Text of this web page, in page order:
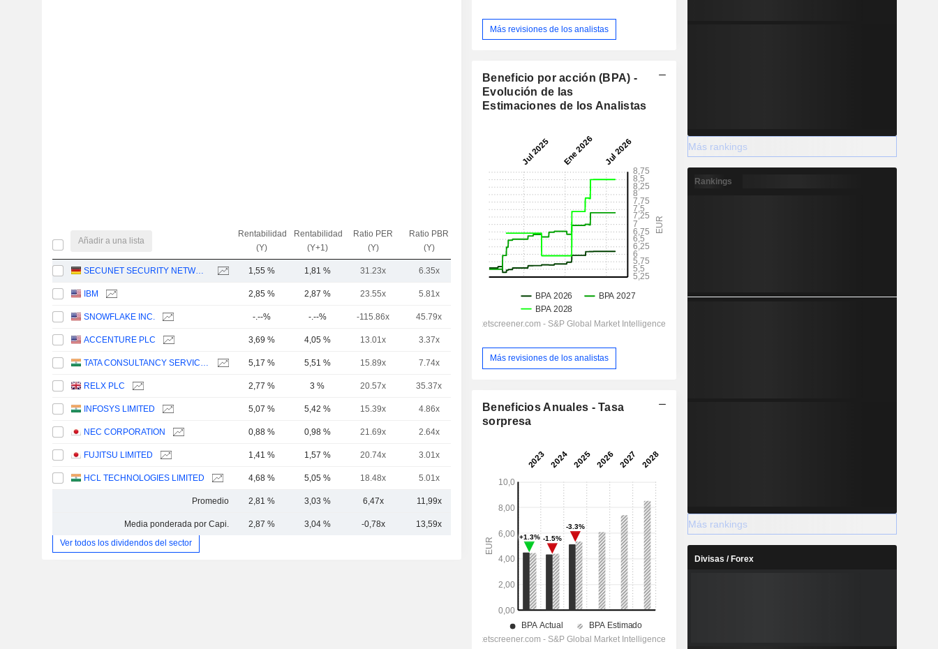
Añadir a una lista
Rentabilidad
(Y)
Rentabilidad
(Y+1)
Ratio PER
(Y)
Ratio PBR
(Y)
VE / Ventas
(Y)
SECUNET SECURITY NETWORKS AG 1,55 % 1,81 % 31.23x 6.35x 2.25x
IBM 2,85 % 2,87 % 23.55x 5.81x
SNOWFLAKE INC. -.--% -.--% -115.86x 45.79x
ACCENTURE PLC 3,69 % 4,05 % 13.01x 3.37x
TATA CONSULTANCY SERVICES LTD. 5,17 % 5,51 % 15.89x 7.74x 2.91x
RELX PLC 2,77 % 3 % 20.57x 35.37x
INFOSYS LIMITED 5,07 % 5,42 % 15.39x 4.86x 2.25x
NEC CORPORATION 0,88 % 0,98 % 21.69x 2.64x
FUJITSU LIMITED 1,41 % 1,57 % 20.74x 3.01x
HCL TECHNOLOGIES LIMITED 4,68 % 5,05 % 18.48x 5.01x
Promedio 2,81 % 3,03 % 6,47x 11,99x
Media ponderada por Capi. 2,87 % 3,04 % -0,78x 13,59x
Ver todos los dividendos del sector
Más revisiones de los analistas
Beneficio por acción (BPA) -
Evolución de las
Estimaciones de los Analistas
Más revisiones de los analistas
Beneficios Anuales - Tasa
sorpresa
Más rankings
Rankings
Más rankings
Divisas / Forex